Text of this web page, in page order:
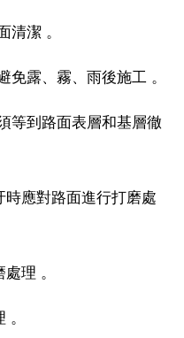
清潔 。
露、霧、雨後施工 。
等到路面表層和基層徹
應對路面進行打磨處
理 。